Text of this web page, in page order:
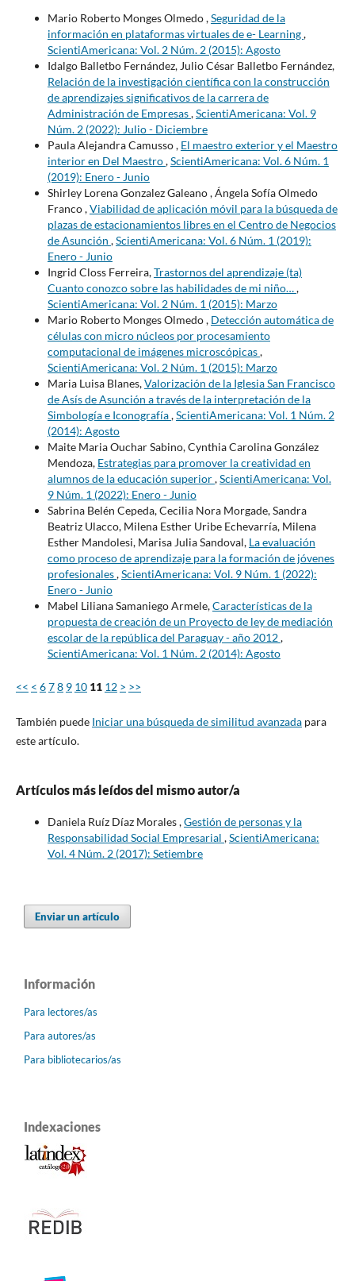
Mario Roberto Monges Olmedo ,Seguridad de la
información en plataformas virtuales de e- Learning,
ScientiAmericana: Vol. 2 Núm. 2 (2015): Agosto
Idalgo Balletbo Fernández, Julio César Balletbo Fernández,
Relación de la investigación científica con la construcción
de aprendizajes significativos de la carrera de
Administración de Empresas,ScientiAmericana: Vol. 9
Núm. 2 (2022): Julio - Diciembre
Paula Alejandra Camusso , El maestro exterior y el Maestro
interior en Del Maestro,ScientiAmericana: Vol. 6 Núm. 1
(2019): Enero - Junio
Shirley Lorena Gonzalez Galeano , Ángela Sofía Olmedo
Franco ,Viabilidad de aplicación móvil para la búsqueda de
plazas de estacionamientos libres en el Centro de Negocios
de Asunción ,ScientiAmericana: Vol. 6 Núm. 1 (2019):
Enero - Junio
Ingrid Closs Ferreira,Trastornos del aprendizaje (ta)
Cuanto conozco sobre las habilidades de mi niño…,
ScientiAmericana: Vol. 2 Núm. 1 (2015): Marzo
Mario Roberto Monges Olmedo , Detección automática de
células con micro núcleos por procesamiento
computacional de imágenes microscópicas,
ScientiAmericana: Vol. 2 Núm. 1 (2015): Marzo
Maria Luisa Blanes,Valorización de la Iglesia San Francisco
de Asís de Asunción a través de la interpretación de la
Simbología e Iconografía,ScientiAmericana: Vol. 1 Núm. 2
(2014): Agosto
Maite Maria Ouchar Sabino, Cynthia Carolina González
Mendoza, Estrategias para promover la creatividad en
alumnos de la educación superior,ScientiAmericana: Vol.
9 Núm. 1 (2022): Enero - Junio
Sabrina Belén Cepeda, Cecilia Nora Morgade, Sandra
Beatriz Ulacco, Milena Esther Uribe Echevarría, Milena
Esther Mandolesi, Marisa Julia Sandoval, La evaluación
como proceso de aprendizaje para la formación de jóvenes
profesionales,ScientiAmericana: Vol. 9 Núm. 1 (2022):
Enero - Junio
Mabel Liliana Samaniego Armele,Características de la
propuesta de creación de un Proyecto de ley de mediación
escolar de la república del Paraguay - año 2012,
ScientiAmericana: Vol. 1 Núm. 2 (2014): Agosto
<< < 678 9 10 11 12 > >>
También puede Iniciar una búsqueda de similitud avanzadapara
este artículo.
Artículos más leídos del mismo autor/a
Daniela Ruíz Díaz Morales ,Gestión de personas y la
Responsabilidad Social Empresarial ,ScientiAmericana:
Vol. 4 Núm. 2 (2017): Setiembre
Enviar un artículo
Información
Para lectores/as
Para autores/as
Para bibliotecarios/as
Indexaciones